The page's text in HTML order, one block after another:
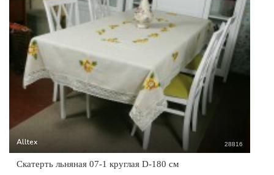
Alltex 28816
Скатерть льняная 07-1 круглая D-180 см